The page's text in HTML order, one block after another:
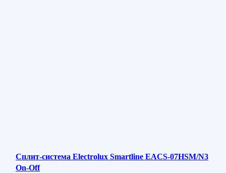
Сплит-система Electrolux Smartline EACS-07HSM/N3
On-Off